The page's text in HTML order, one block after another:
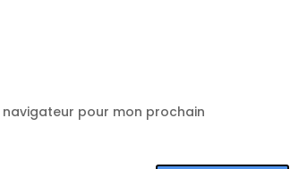
pour mon prochain